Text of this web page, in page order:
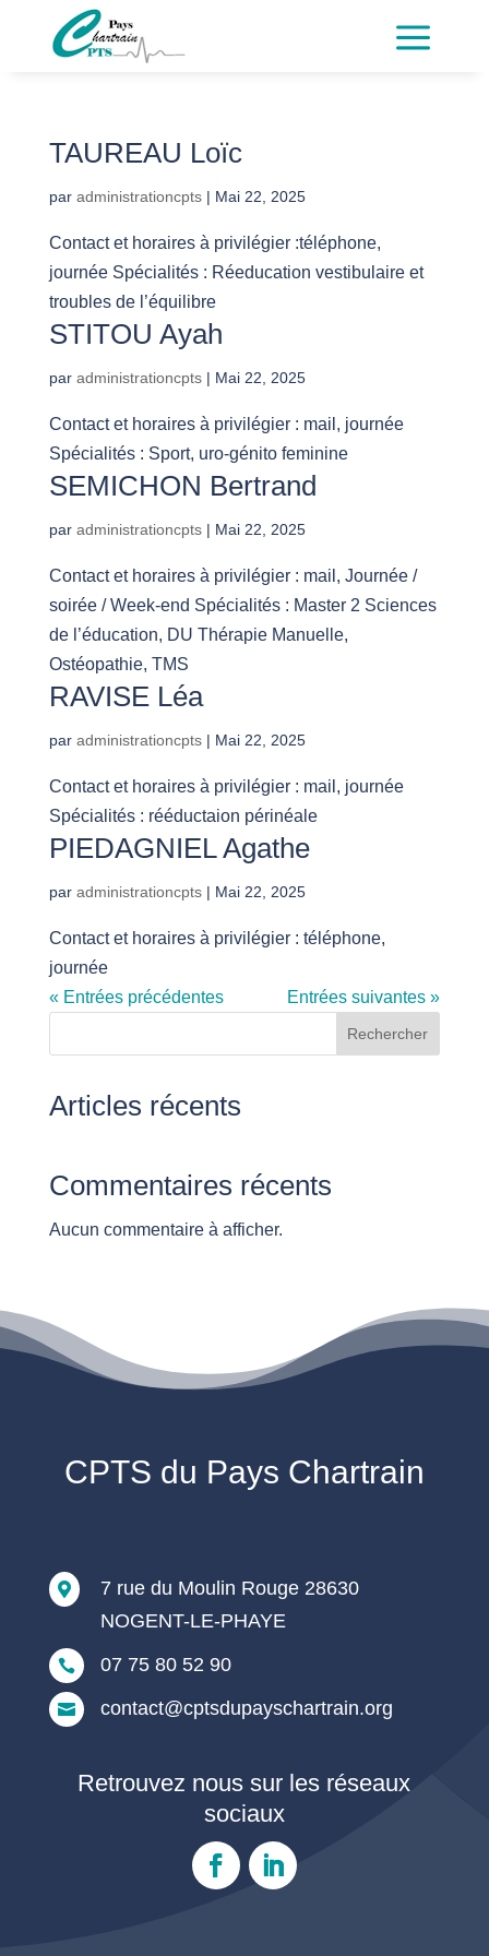
a
TAUREAU Loïc
par administrationcpts| Mai 22, 2025
Contact et horaires à privilégier :téléphone,
journée Spécialités : Réeducation vestibulaire et
troubles de l’équilibre
STITOU Ayah
par administrationcpts| Mai 22, 2025
Contact et horaires à privilégier : mail, journée
Spécialités : Sport, uro-génito feminine
SEMICHON Bertrand
par administrationcpts| Mai 22, 2025
Contact et horaires à privilégier : mail, Journée /
soirée / Week-end Spécialités : Master 2 Sciences
de l’éducation, DU Thérapie Manuelle,
Ostéopathie, TMS
RAVISE Léa
par administrationcpts| Mai 22, 2025
Contact et horaires à privilégier : mail, journée
Spécialités : rééductaion périnéale
PIEDAGNIEL Agathe
par administrationcpts| Mai 22, 2025
Contact et horaires à privilégier : téléphone,
journée
« Entrées précédentes
Entrées suivantes »
Rechercher
Articles récents
Commentaires récents
Aucun commentaire à afficher.
CPTS du Pays Chartrain

7 rue du Moulin Rouge 28630
NOGENT-LE-PHAYE
 07 75 80 52 90
 contact@cptsdupayschartrain.org
Retrouvez nous sur les réseaux
sociaux